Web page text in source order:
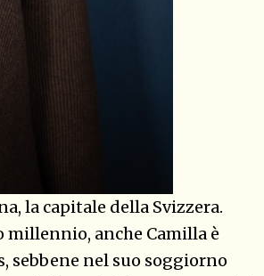
la capitale della Svizzera.
millennio, anche Camilla è
sebbene nel suo soggiorno